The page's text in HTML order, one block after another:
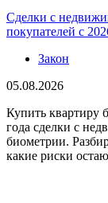
Сделки с
покупателей с
Закон
05.08.2026
Купить квартиру
года сделки с
биометрии.
какие риски